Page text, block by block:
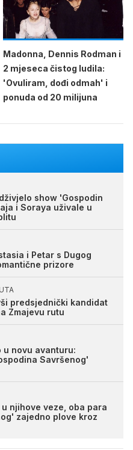
Madonna, Dennis Rodman i
2 mjeseca čistog ludila:
'Ovuliram, dođi odmah' i
ponuda od 20 milijuna
show 'Gospodin
i Soraya uživale u
i Petar s Dugog
prizore
predsjednički kandidat
Zmajevu rutu
novu avanturu:
Savršenog'
njihove veze, oba para
zajedno plove kroz